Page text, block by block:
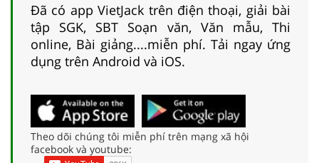
Đã có app VietJack trên điện thoại, giải bài
tập SGK, SBT Soạn văn, Văn mẫu, Thi
online, Bài giảng....miễn phí. Tải ngay ứng
dụng trên Android và iOS.
Theo dõi chúng tôi miễn phí trên mạng xã hội
facebook và youtube: